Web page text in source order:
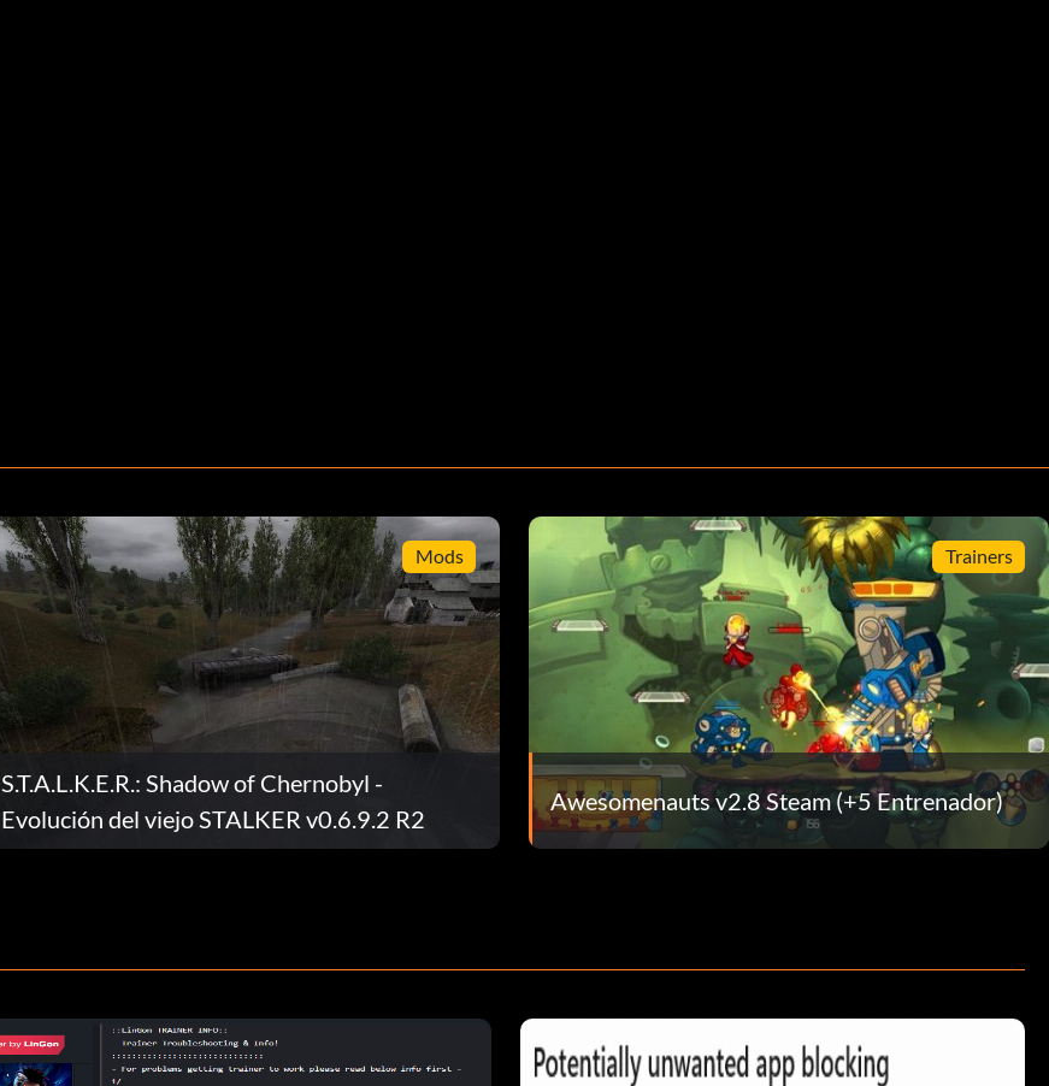
Mods
S.T.A.L.K.E.R.: Shadow of Chernobyl -
Evolución del viejo STALKER v0.6.9.2 R2
Trainers
Awesomenauts v2.8 Steam (+5 Entrenador)